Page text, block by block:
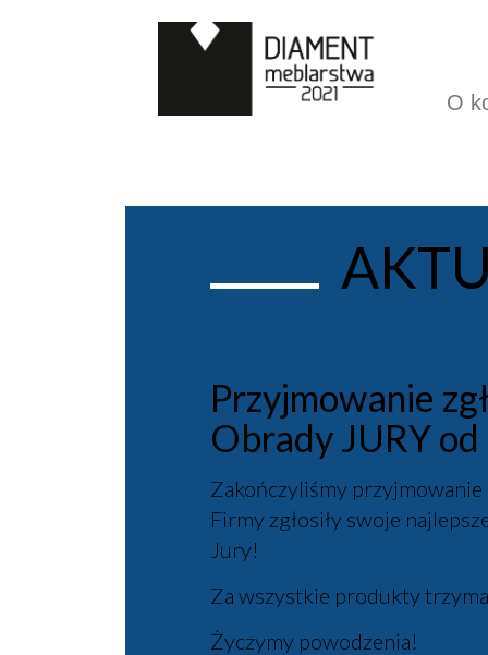
O
Przyjmowanie
Obrady JURY
Zakończyliśmy
Firmy zgłosiły swoje
Jury!
Za wszystkie produkty
Życzymy powodzenia!